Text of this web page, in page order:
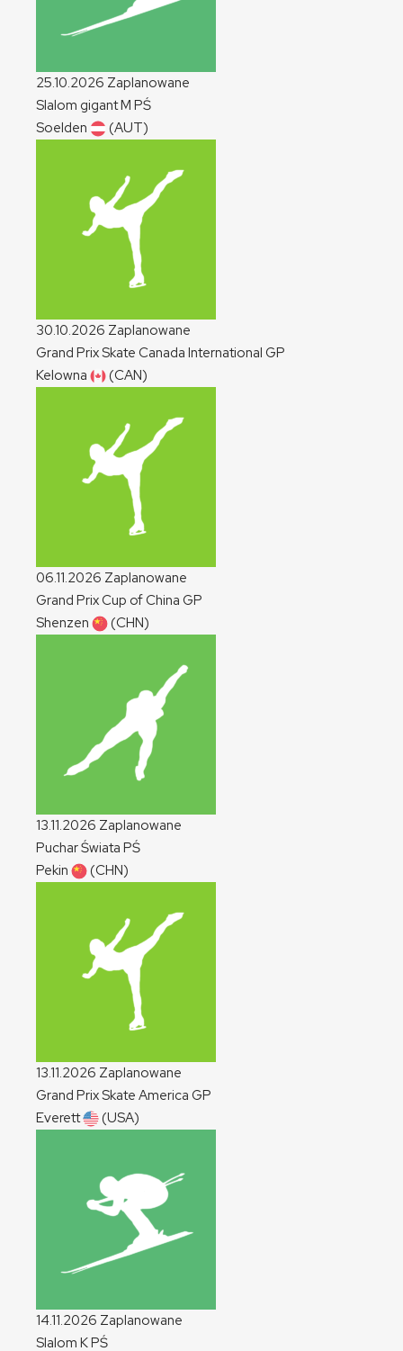
25.10.2026 Zaplanowane
Slalom gigantM PŚ
Soelden
(AUT)
30.10.2026 Zaplanowane
Grand Prix Skate Canada International GP
Kelowna
(CAN)
06.11.2026 Zaplanowane
Grand Prix Cup of China GP
Shenzen
(CHN)
13.11.2026 Zaplanowane
Puchar Świata PŚ
Pekin
(CHN)
13.11.2026 Zaplanowane
Grand Prix Skate America GP
Everett
(USA)
14.11.2026 Zaplanowane
Slalom KPŚ